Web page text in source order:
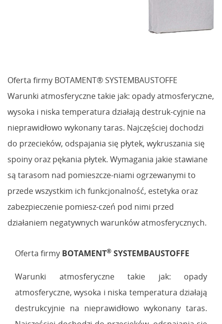
Oferta firmy BOTAMENT® SYSTEMBAUSTOFFE
Warunki atmosferyczne takie jak: opady atmosferyczne,
wysoka i niska temperatura działają destruk-cyjnie na
nieprawidłowo wykonany taras. Najczęściej dochodzi
do przecieków, odspajania się płytek, wykruszania się
spoiny oraz pękania płytek. Wymagania jakie stawiane
są tarasom nad pomieszcze-niami ogrzewanymi to
przede wszystkim ich funkcjonalność, estetyka oraz
zabezpieczenie pomiesz-czeń pod nimi przed
działaniem negatywnych warunków atmosferycznych.
Oferta firmy BOTAMENT® SYSTEMBAUSTOFFE
Warunki atmosferyczne takie jak: opady
atmosferyczne, wysoka i niska temperatura działają
destrukcyjnie na nieprawidłowo wykonany taras.